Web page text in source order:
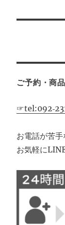
ご予約・商
お電話が苦手
お気軽に